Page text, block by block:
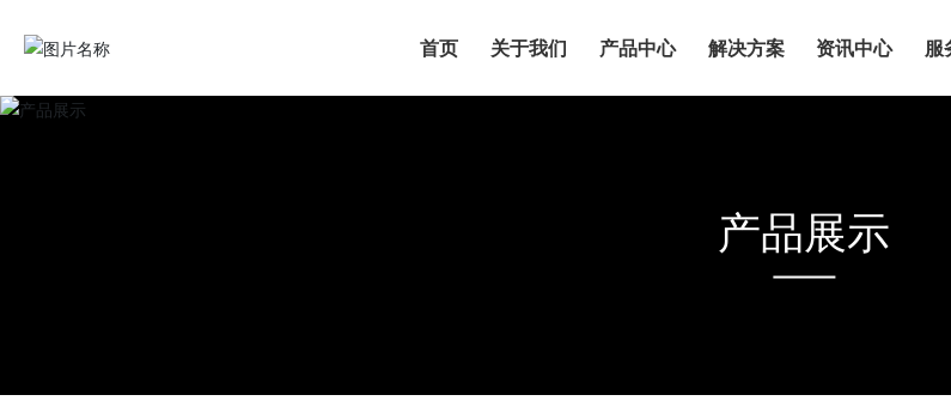
首页 关于我们 产品中心 解决方案 资讯中心 服
产品展示